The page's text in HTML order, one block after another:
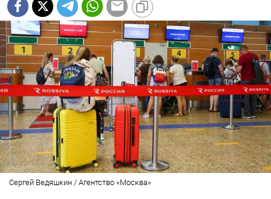
Сергей Ведяшкин / Агентство «Москва»